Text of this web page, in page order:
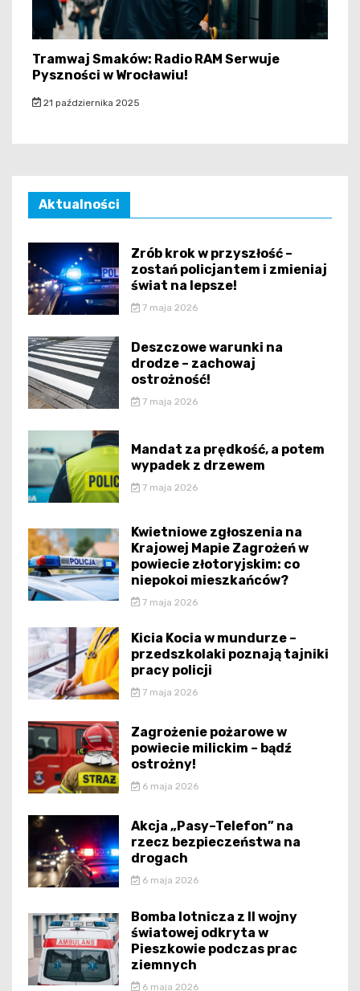
Tramwaj Smaków: Radio RAM Serwuje
Pyszności w Wrocławiu!
21 października 2025
Aktualności
Zrób krok w przyszłość –
zostań policjantem i zmieniaj
świat na lepsze!
7 maja 2026
Deszczowe warunki na
drodze – zachowaj
ostrożność!
7 maja 2026
Mandat za prędkość, a potem
wypadek z drzewem
7 maja 2026
Kwietniowe zgłoszenia na
Krajowej Mapie Zagrożeń w
powiecie złotoryjskim: co
niepokoi mieszkańców?
7 maja 2026
Kicia Kocia w mundurze –
przedszkolaki poznają tajniki
pracy policji
7 maja 2026
Zagrożenie pożarowe w
powiecie milickim – bądź
ostrożny!
6 maja 2026
Akcja „Pasy–Telefon” na
rzecz bezpieczeństwa na
drogach
6 maja 2026
Bomba lotnicza z II wojny
światowej odkryta w
Pieszkowie podczas prac
ziemnych
6 maja 2026